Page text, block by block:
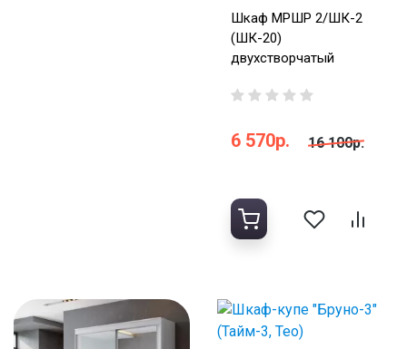
Шкаф МРШР 2/ШК-2
(ШК-20)
двухстворчатый
6 570р. 16 100р.